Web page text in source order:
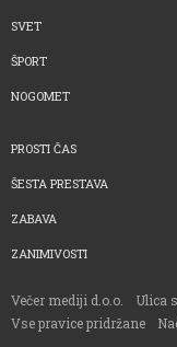
SVET
ŠPORT
NOGOMET
PROSTI ČAS
ŠESTA PRESTAVA
ZABAVA
ZANIMIVOSTI
Večer mediji d.o.o.
Ulica
Vse pravice pridržane